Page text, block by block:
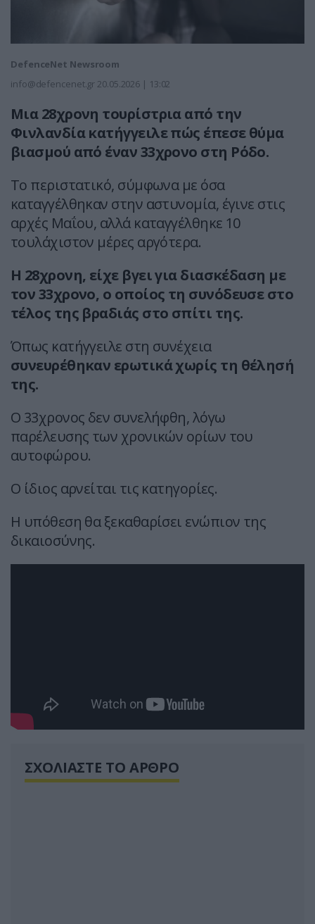
DefenceNet Newsroom
info@defencenet.gr 20.05.2026 | 13:02
Μια 28χρονη τουρίστρια από την
Φινλανδία κατήγγειλε πώς έπεσε θύμα
βιασμού από έναν 33χρονο στη Ρόδο.
Το περιστατικό, σύμφωνα με όσα
καταγγέλθηκαν στην αστυνομία, έγινε στις
αρχές Μαΐου, αλλά καταγγέλθηκε 10
τουλάχιστον μέρες αργότερα.
Η 28χρονη, είχε βγει για διασκέδαση με
τον 33χρονο, ο οποίος τη συνόδευσε στο
τέλος της βραδιάς στο σπίτι της.
Όπως κατήγγειλε στη συνέχεια
συνευρέθηκαν ερωτικά χωρίς τη θέλησή
της.
Ο 33χρονος δεν συνελήφθη, λόγω
παρέλευσης των χρονικών ορίων του
αυτοφώρου.
Ο ίδιος αρνείται τις κατηγορίες.
Η υπόθεση θα ξεκαθαρίσει ενώπιον της
δικαιοσύνης.
ΣΧΟΛΙΑΣΤΕ ΤΟ ΑΡΘΡΟ